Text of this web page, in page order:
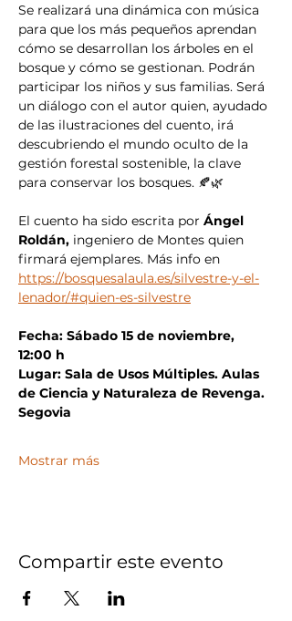
Se realizará una dinámica con música
para que los más pequeños aprendan
cómo se desarrollan los árboles en el
bosque y cómo se gestionan. Podrán
participar los niños y sus familias. Será
un diálogo con el autor quien, ayudado
de las ilustraciones del cuento, irá
descubriendo el mundo oculto de la
gestión forestal sostenible, la clave
para conservar los bosques. 🍂🌿
El cuento ha sido escrita por Ángel
Roldán, ingeniero de Montes quien
firmará ejemplares. Más info en
https://bosquesalaula.es/silvestre-y-el-
lenador/#quien-es-silvestre
Fecha: Sábado 15 de noviembre,
12:00 h
Lugar: Sala de Usos Múltiples. Aulas
de Ciencia y Naturaleza de Revenga.
Segovia
Mostrar más
Compartir este evento